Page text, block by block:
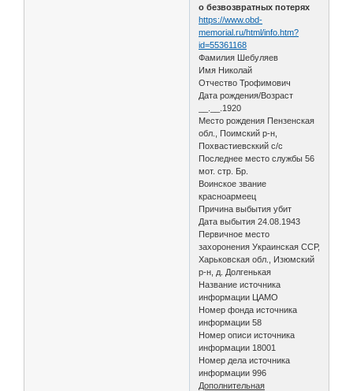
о безвозвратных потерях
https://www.obd-
memorial.ru/html/info.htm?
id=55361168
Фамилия Шебуляев
Имя Николай
Отчество Трофимович
Дата рождения/Возраст
__.__.1920
Место рождения Пензенская
обл., Поимский р-н,
Похвастиевсккий с/с
Последнее место службы 56
мот. стр. Бр.
Воинское звание
красноармеец
Причина выбытия убит
Дата выбытия 24.08.1943
Первичное место
захоронения Украинская ССР,
Харьковская обл., Изюмский
р-н, д. Долгенькая
Название источника
информации ЦАМО
Номер фонда источника
информации 58
Номер описи источника
информации 18001
Номер дела источника
информации 996
Дополнительная